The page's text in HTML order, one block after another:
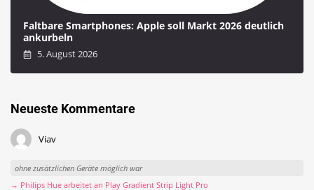
Faltbare Smartphones: Apple soll Markt 2026 deutlich
ankurbeln
5. August 2026
Neueste Kommentare
Viav
ohne zusätzlichen Geräte möglich war
→ Philips Hue arbeitet an Play Gradient Strip Light Pro